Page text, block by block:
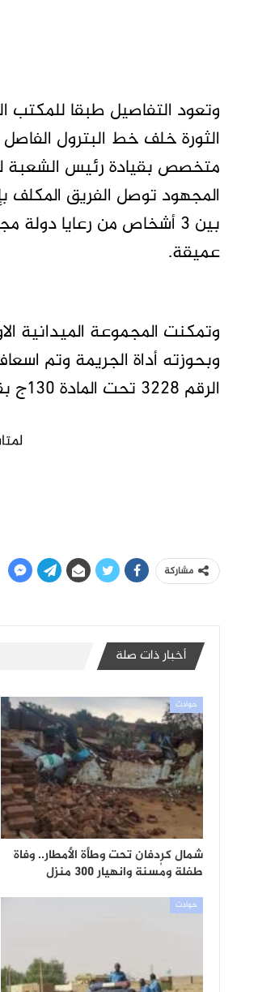
الثورة خلف خط البترول
متخصص بقيادة رئيس الشعبة
المجهود توصل الفريق المكلف
بين 3 أشخاص من رعايا
عميقة.
وتمكنت المجموعة
وبحوزته أداة الجريمة وتم
الرقم 3228 تحت المادة 130ج بقسم شرطة غرب الحارات توطئة لتقديمه للمحاكمة.
مشاركة
أخبار ذات صلة
حوادث
شمال كردفان تحت وطأة الأمطار.. وفاة
طفلة ومُسنة وانهيار 300 منزل
حوادث